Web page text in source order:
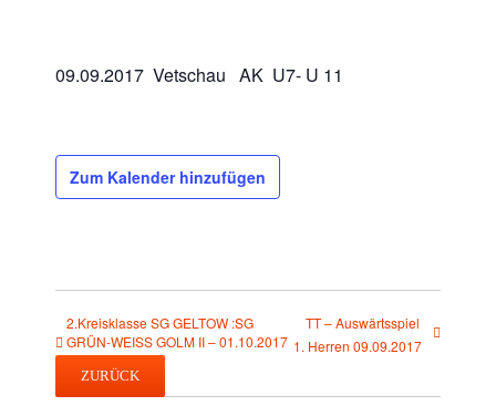
09.09.2017 Vetschau AK U7- U 11
Zum Kalender hinzufügen
2.Kreisklasse SG GELTOW :SG
GRÜN-WEISS GOLM II – 01.10.2017
TT – Auswärtsspiel
1. Herren 09.09.2017
ZURÜCK